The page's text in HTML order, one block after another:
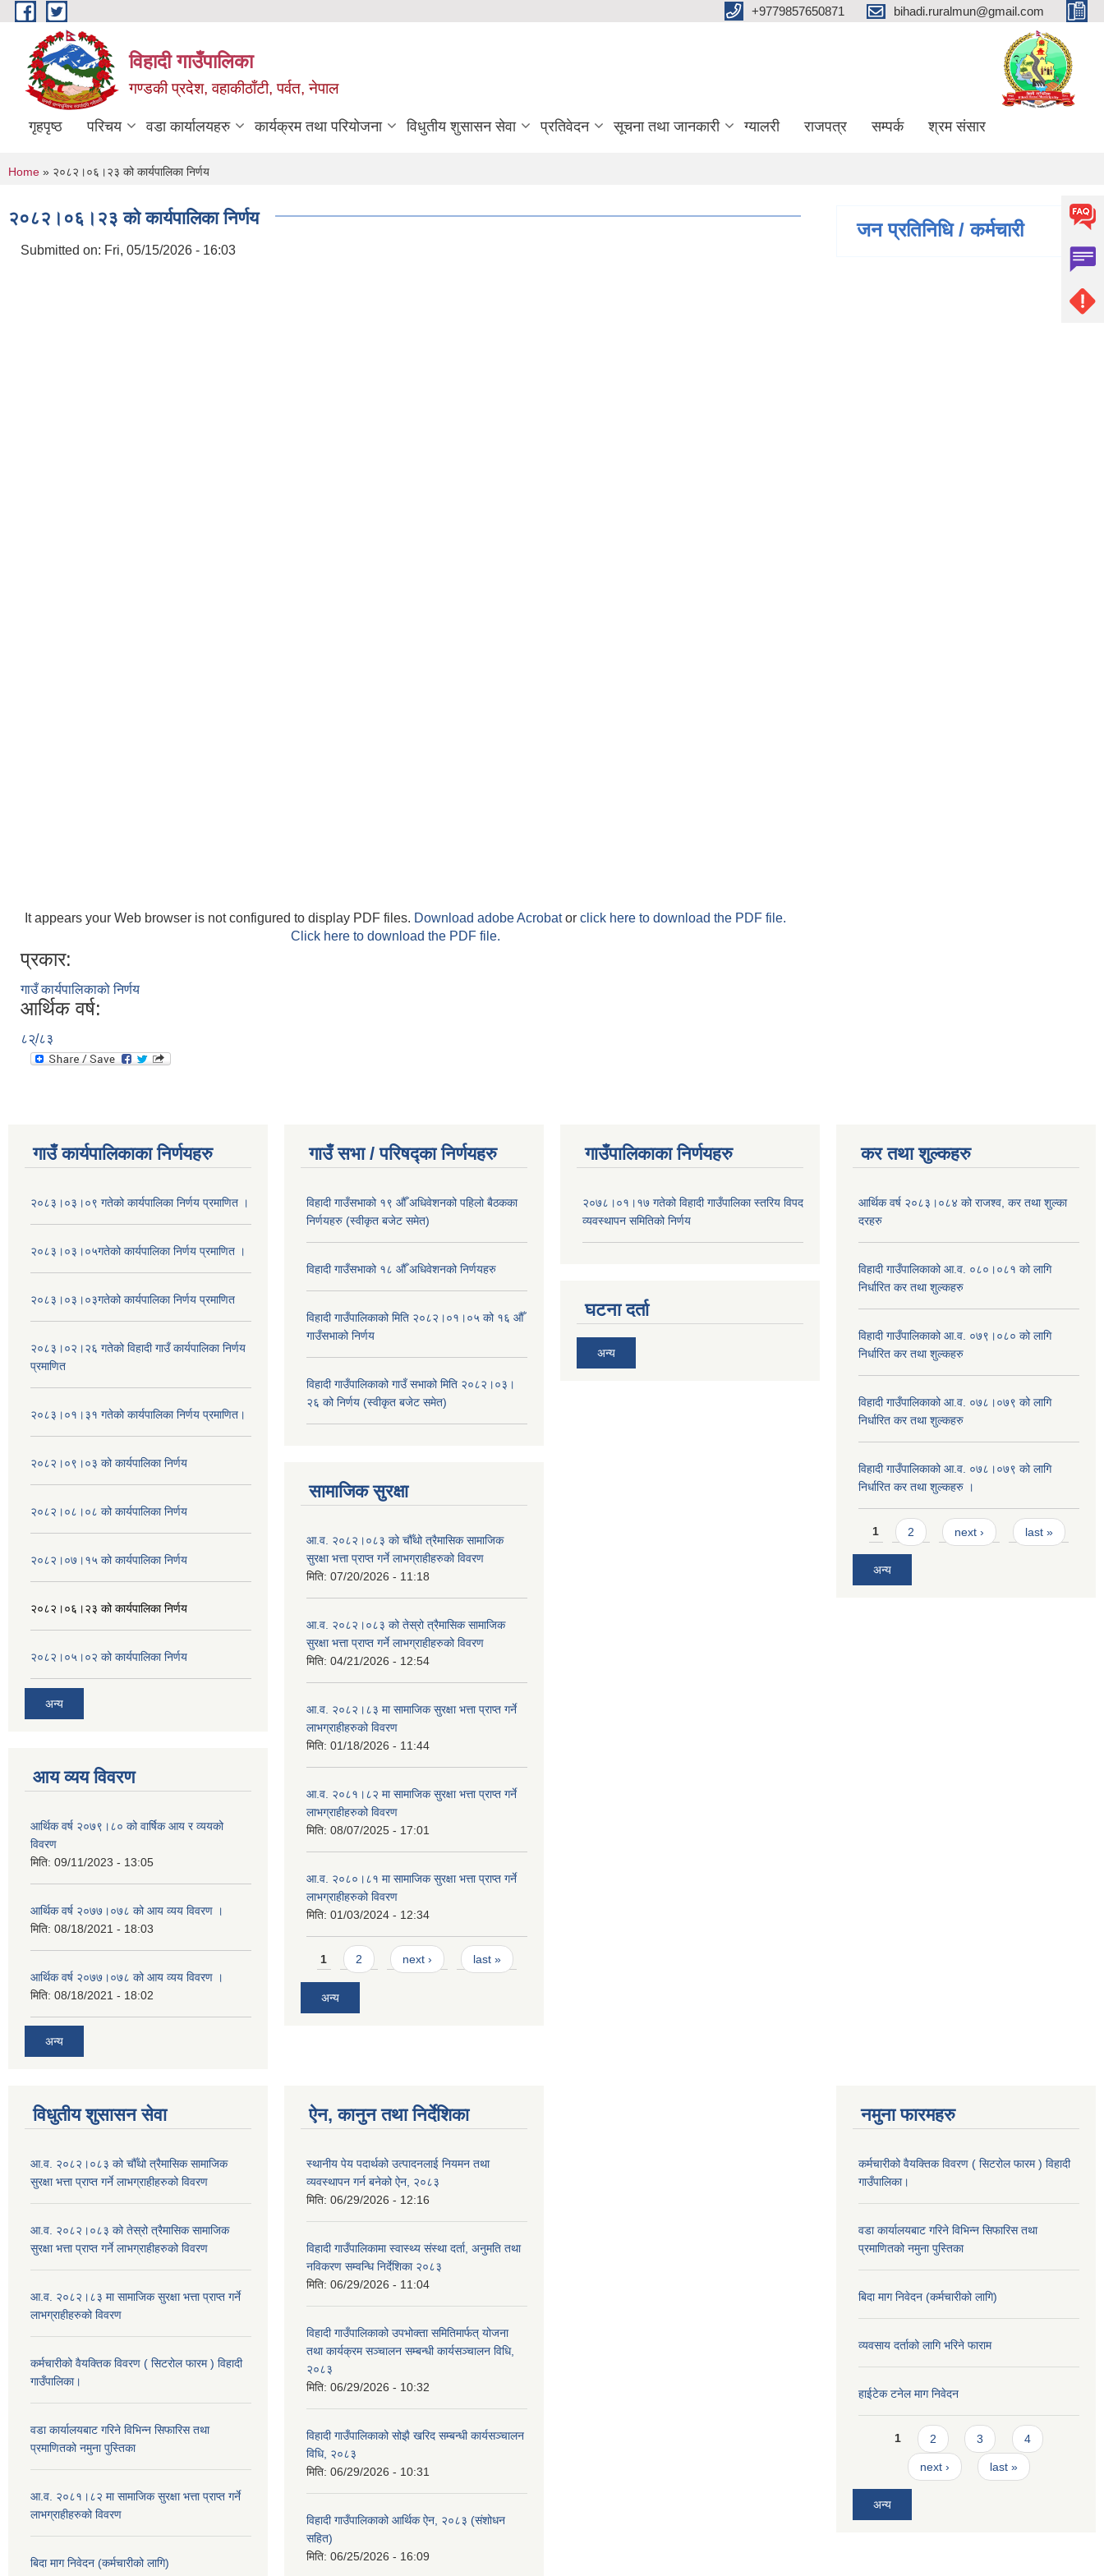
Skip to main content +9779857650871 bihadi.ruralmun@gmail.com
विहादी गाउँपालिका
गण्डकी प्रदेश, वहाकीठाँटी, पर्वत, नेपाल
गृहपृष्ठ परिचय वडा कार्यालयहरु कार्यक्रम तथा परियोजना विधुतीय शुसासन सेवा प्रतिवेदन सूचना तथा जानकारी ग्यालरी राजपत्र सम्पर्क श्रम संसार
You are here
Home » २०८२।०६।२३ को कार्यपालिका निर्णय
२०८२।०६।२३ को कार्यपालिका निर्णय
Submitted on: Fri, 05/15/2026 - 16:03
It appears your Web browser is not configured to display PDF files. Download adobe Acrobator click here to download the PDF file.
Click here to download the PDF file.
प्रकार:
गाउँ कार्यपालिकाको निर्णय
आर्थिक वर्ष:
८२्/८३
जन प्रतिनिधि / कर्मचारी
गाउँ कार्यपालिकाका निर्णयहरु
२०८३।०३।०९ गतेको कार्यपालिका निर्णय प्रमाणित ।
२०८३।०३।०५गतेको कार्यपालिका निर्णय प्रमाणित ।
२०८३।०३।०३गतेको कार्यपालिका निर्णय प्रमाणित
२०८३।०२।२६ गतेको विहादी गाउँ कार्यपालिका निर्णय
प्रमाणित
२०८३।०१।३१ गतेको कार्यपालिका निर्णय प्रमाणित।
२०८२।०९।०३ को कार्यपालिका निर्णय
२०८२।०८।०८ को कार्यपालिका निर्णय
२०८२।०७।१५ को कार्यपालिका निर्णय
२०८२।०६।२३ को कार्यपालिका निर्णय
२०८२।०५।०२ को कार्यपालिका निर्णय
अन्य
आय व्यय विवरण
आर्थिक वर्ष २०७९।८० को वार्षिक आय र व्ययको
विवरण
मिति: 09/11/2023 - 13:05
आर्थिक वर्ष २०७७।०७८ को आय व्यय विवरण ।
मिति: 08/18/2021 - 18:03
आर्थिक वर्ष २०७७।०७८ को आय व्यय विवरण ।
मिति: 08/18/2021 - 18:02
अन्य
गाउँ सभा / परिषद्का निर्णयहरु
विहादी गाउँसभाको १९ औँ अधिवेशनको पहिलो बैठकका
निर्णयहरु (स्वीकृत बजेट समेत)
विहादी गाउँसभाको १८ औँ अधिवेशनको निर्णयहरु
विहादी गाउँपालिकाको मिति २०८२।०१।०५ को १६ औँ
गाउँसभाको निर्णय
विहादी गाउँपालिकाको गाउँ सभाको मिति २०८२।०३।
२६ को निर्णय (स्वीकृत बजेट समेत)
सामाजिक सुरक्षा
आ.व. २०८२।०८३ को चौँथो त्रैमासिक सामाजिक
सुरक्षा भत्ता प्राप्त गर्ने लाभग्राहीहरुको विवरण
मिति: 07/20/2026 - 11:18
आ.व. २०८२।०८३ को तेस्रो त्रैमासिक सामाजिक
सुरक्षा भत्ता प्राप्त गर्ने लाभग्राहीहरुको विवरण
मिति: 04/21/2026 - 12:54
आ.व. २०८२।८३ मा सामाजिक सुरक्षा भत्ता प्राप्त गर्ने
लाभग्राहीहरुको विवरण
मिति: 01/18/2026 - 11:44
आ.व. २०८१।८२ मा सामाजिक सुरक्षा भत्ता प्राप्त गर्ने
लाभग्राहीहरुको विवरण
मिति: 08/07/2025 - 17:01
आ.व. २०८०।८१ मा सामाजिक सुरक्षा भत्ता प्राप्त गर्ने
लाभग्राहीहरुको विवरण
मिति: 01/03/2024 - 12:34
Pages
1 2 next › last »
अन्य
गाउँपालिकाका निर्णयहरु
२०७८।०१।१७ गतेको विहादी गाउँपालिका स्तरिय विपद
व्यवस्थापन समितिको निर्णय
घटना दर्ता
अन्य
कर तथा शुल्कहरु
आर्थिक वर्ष २०८३।०८४ को राजश्व, कर तथा शुल्का
दरहरु
विहादी गाउँपालिकाको आ.व. ०८०।०८१ को लागि
निर्धारित कर तथा शुल्कहरु
विहादी गाउँपालिकाको आ.व. ०७९।०८० को लागि
निर्धारित कर तथा शुल्कहरु
विहादी गाउँपालिकाको आ.व. ०७८।०७९ को लागि
निर्धारित कर तथा शुल्कहरु
विहादी गाउँपालिकाको आ.व. ०७८।०७९ को लागि
निर्धारित कर तथा शुल्कहरु ।
Pages
1 2 next › last »
अन्य
विधुतीय शुसासन सेवा
आ.व. २०८२।०८३ को चौँथो त्रैमासिक सामाजिक
सुरक्षा भत्ता प्राप्त गर्ने लाभग्राहीहरुको विवरण
आ.व. २०८२।०८३ को तेस्रो त्रैमासिक सामाजिक
सुरक्षा भत्ता प्राप्त गर्ने लाभग्राहीहरुको विवरण
आ.व. २०८२।८३ मा सामाजिक सुरक्षा भत्ता प्राप्त गर्ने
लाभग्राहीहरुको विवरण
कर्मचारीको वैयक्तिक विवरण ( सिटरोल फारम ) विहादी
गाउँपालिका।
वडा कार्यालयबाट गरिने विभिन्न सिफारिस तथा
प्रमाणितको नमुना पुस्तिका
आ.व. २०८१।८२ मा सामाजिक सुरक्षा भत्ता प्राप्त गर्ने
लाभग्राहीहरुको विवरण
बिदा माग निवेदन (कर्मचारीको लागि)
ऐन, कानुन तथा निर्देशिका
स्थानीय पेय पदार्थको उत्पादनलाई नियमन तथा
व्यवस्थापन गर्न बनेको ऐन, २०८३
मिति: 06/29/2026 - 12:16
विहादी गाउँपालिकामा स्वास्थ्य संस्था दर्ता, अनुमति तथा
नविकरण सम्वन्धि निर्देशिका २०८३
मिति: 06/29/2026 - 11:04
विहादी गाउँपालिकाको उपभोक्ता समितिमार्फत् योजना
तथा कार्यक्रम सञ्चालन सम्बन्धी कार्यसञ्चालन विधि,
२०८३
मिति: 06/29/2026 - 10:32
विहादी गाउँपालिकाको सोझै खरिद सम्बन्धी कार्यसञ्चालन
विधि, २०८३
मिति: 06/29/2026 - 10:31
विहादी गाउँपालिकाको आर्थिक ऐन, २०८३ (संशोधन
सहित)
मिति: 06/25/2026 - 16:09
नमुना फारमहरु
कर्मचारीको वैयक्तिक विवरण ( सिटरोल फारम ) विहादी
गाउँपालिका।
वडा कार्यालयबाट गरिने विभिन्न सिफारिस तथा
प्रमाणितको नमुना पुस्तिका
बिदा माग निवेदन (कर्मचारीको लागि)
व्यवसाय दर्ताको लागि भरिने फाराम
हाईटेक टनेल माग निवेदन
Pages
1 2 3 4
next › last »
अन्य